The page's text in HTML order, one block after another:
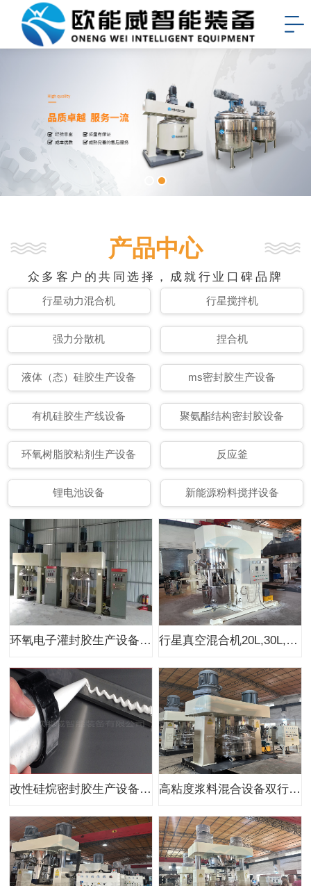
产品中心
众多客户的共同选择，成就行业口碑品牌
行星动力混合机 行星搅拌机
强力分散机 捏合机
液体（态）硅胶生产设备 ms密封胶生产设备
有机硅胶生产线设备 聚氨酯结构密封胶设备
环氧树脂胶粘剂生产设备 反应釜
锂电池设备 新能源粉料搅拌设备
环氧电子灌封胶生产设备强力分散机1100L 行星真空混合机20L,30L,50L,60L,100L
改性硅烷密封胶生产设备厂家 高粘度浆料混合设备双行星分散搅拌机